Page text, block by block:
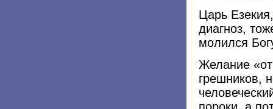
Царь
диагноз,
молился
Желание
грешников,